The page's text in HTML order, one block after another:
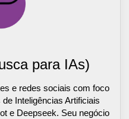
para IAs)
e redes sociais com foco
Inteligências Artificiais
e Deepseek. Seu negócio